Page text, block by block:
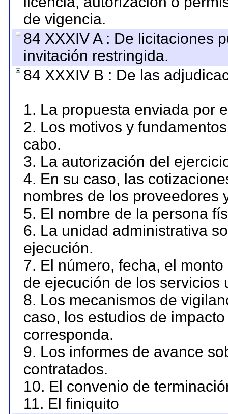
de vigencia.
84 XXXIV A : De licitaciones
invitación restringida.
84 XXXIV B : De las
1. La propuesta enviada por
2. Los motivos y
cabo.
3. La autorización del
4. En su caso, las
nombres de los proveedores
5. El nombre de la persona
6. La unidad administrativa
ejecución.
7. El número, fecha, el
de ejecución de los servicios
8. Los mecanismos de
caso, los estudios de
corresponda.
9. Los informes de avance
contratados.
10. El convenio de
11. El finiquito